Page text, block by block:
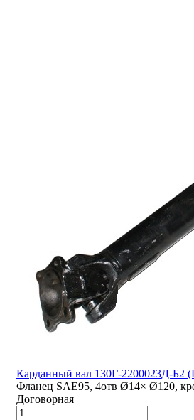
Карданный вал 130Г-2200023Д-Б2
Фланец SAE95, 4отв Ø14× Ø120,
Договорная